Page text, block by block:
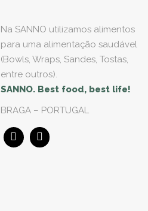
Na SANNO utilizamos alimentos
para uma alimentação saudável
(Bowls, Wraps, Sandes, Tostas,
entre outros).
SANNO. Best food, best life!
BRAGA – PORTUGAL